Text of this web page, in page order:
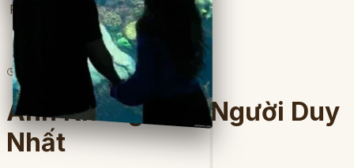
Full
5 8chương
Anh Không Phải Người Duy
Nhất